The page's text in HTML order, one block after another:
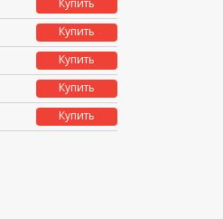
Купить
Купить
Купить
Купить
Купить